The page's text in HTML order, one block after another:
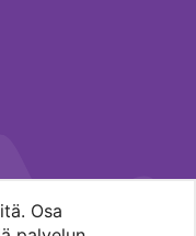
Osa